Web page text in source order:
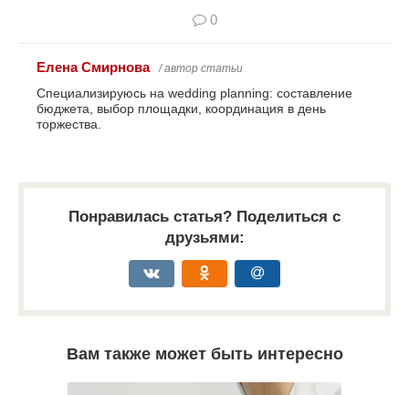
0
Елена Смирнова / автор статьи
Специализируюсь на wedding planning: составление
бюджета, выбор площадки, координация в день
торжества.
Понравилась статья? Поделиться с
друзьями:
Вам также может быть интересно